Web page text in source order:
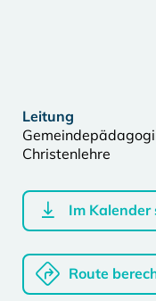
Leitung
Christenlehre
Im Kalender
Route